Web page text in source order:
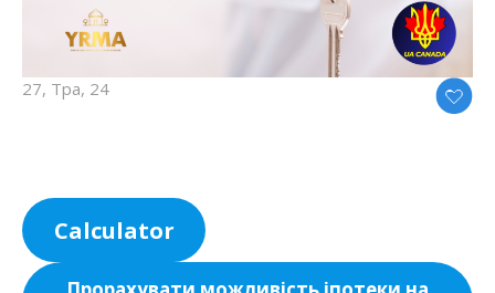
27, Тра, 24
Calculator